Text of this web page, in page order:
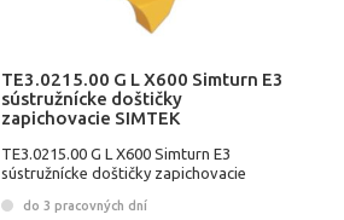
TE3.0215.00 G L X600 Simturn E3
sústružnícke doštičky
zapichovacie SIMTEK
TE3.0215.00 G L X600 Simturn E3
sústružnícke doštičky zapichovacie
do 3 pracovných dní